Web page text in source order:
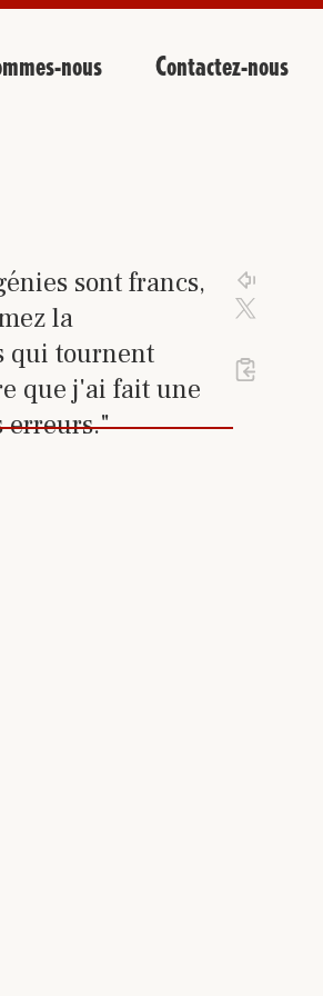
nous Contactez-nous
accéder à la
sont francs,
la
qui tournent
que j'ai fait une
erreurs."
%23